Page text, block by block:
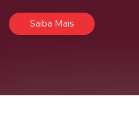
Saiba Mais